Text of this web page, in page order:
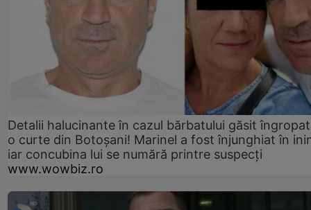
Detalii halucinante în cazul bărbatului găsit
o curte din Botoșani! Marinel a fost înjunghiat în
iar concubina lui se numără printre suspecți
www.wowbiz.ro